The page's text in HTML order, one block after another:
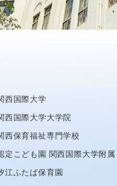
西国際大学
西国際大学大学院
西保育福祉専門学校
定こども園 関西国際大学附属
江ふたば保育園